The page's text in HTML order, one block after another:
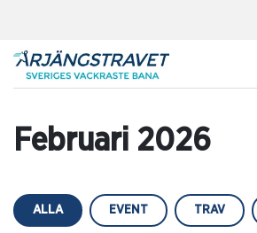
Februari 2026
ALLA EVENT TRAV